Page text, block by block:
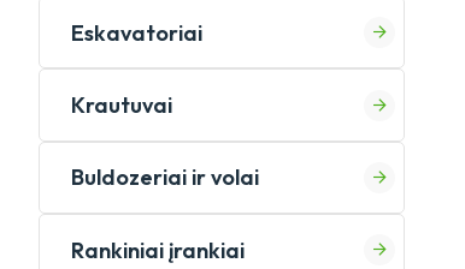
Eskavatoriai
Krautuvai
Buldozeriai ir volai
Rankiniai įrankiai